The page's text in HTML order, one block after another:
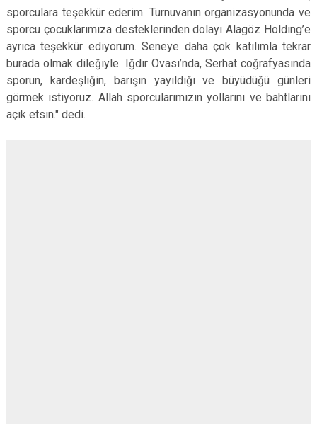
sporculara teşekkür ederim. Turnuvanın organizasyonunda ve
sporcu çocuklarımıza desteklerinden dolayı Alagöz Holding’e
ayrıca teşekkür ediyorum. Seneye daha çok katılımla tekrar
burada olmak dileğiyle. Iğdır Ovası’nda, Serhat coğrafyasında
sporun, kardeşliğin, barışın yayıldığı ve büyüdüğü günleri
görmek istiyoruz. Allah sporcularımızın yollarını ve bahtlarını
açık etsin." dedi.